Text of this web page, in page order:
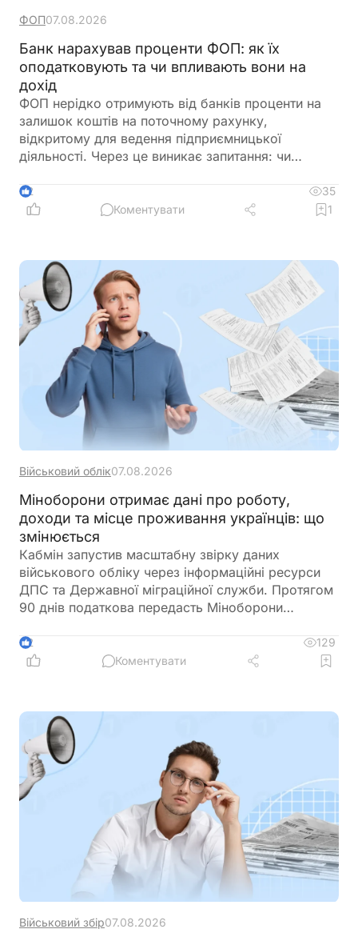
ФОП07.08.2026
Банк нарахував проценти ФОП: як їх
оподатковують та чи впливають вони на
дохід
ФОП нерідко отримують від банків проценти на
залишок коштів на поточному рахунку,
відкритому для ведення підприємницької
діяльності. Через це виникає запитання: чи
підприємницького доходу та сплачувати з них
податки як із доходу ФОП. Податкове
фізичної особи. Саме тому проценти, нараховані
банком на залишок коштів, мають окремий
порядок оподаткування
2
35
Коментувати
1
Військовий облік07.08.2026
Міноборони отримає дані про роботу,
доходи та місце проживання українців: що
змінюється
Кабмін запустив масштабну звірку даних
військового обліку через інформаційні ресурси
ДПС та Державної міграційної служби. Протягом
90 днів податкова передасть Міноборони
років, включаючи відомості про місце роботи,
доходи та персональні дані. Паралельно ДМС
відцифрований образ обличчя. Якщо людини ще
немає у військовому реєстрі, система
автоматично сформує для неї цифровий профіль
на підставі отриманої інформації
2
129
Коментувати
Військовий збір07.08.2026